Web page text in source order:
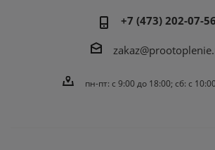
+7 (473) 202-07-56
пн-пт: c 9:00 до 18:00; сб: с